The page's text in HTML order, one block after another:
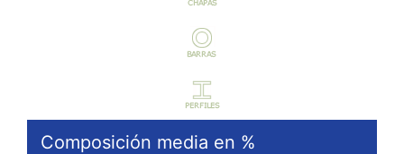
Composición media en %